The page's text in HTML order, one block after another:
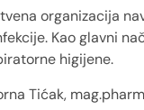
organizacija
Kao glavni
higijene.
Tićak,